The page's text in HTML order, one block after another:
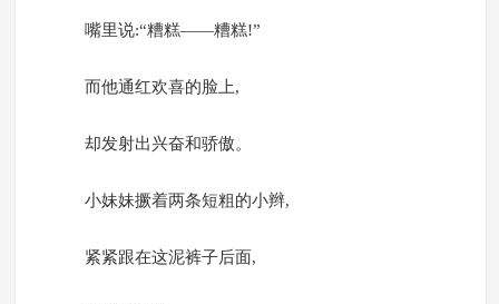
嘴里说:“糟糕——糟糕!”
而他通红欢喜的脸上,
却发射出兴奋和骄傲。
小妹妹撅着两条短粗的小辫,
紧紧跟在这泥裤子后面,